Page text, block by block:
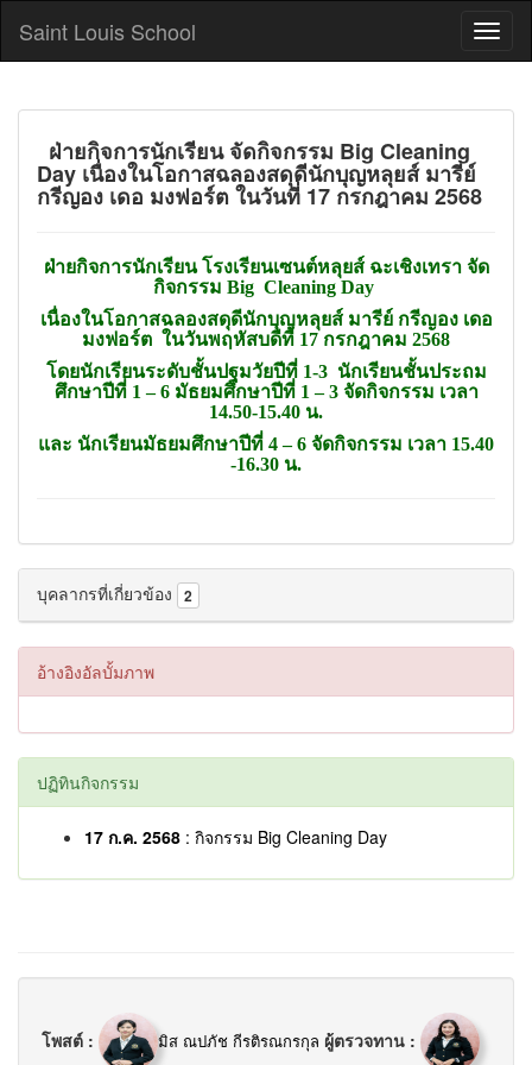
Saint Louis School
ฝ่ายกิจการนักเรียน จัดกิจกรรม Big Cleaning
Day เนื่องในโอกาสฉลองสดุดีนักบุญหลุยส์ มารีย์
กรีญอง เดอ มงฟอร์ต ในวันที่ 17 กรกฎาคม 2568
ฝ่ายกิจการนักเรียน โรงเรียนเซนต์หลุยส์ ฉะเชิงเทรา จัด
กิจกรรม Big Cleaning Day
เนื่องในโอกาสฉลองสดุดีนักบุญหลุยส์ มารีย์ กรีญอง เดอ
มงฟอร์ต ในวันพฤหัสบดีที่ 17 กรกฎาคม 2568
โดยนักเรียนระดับชั้นปฐมวัยปีที่ 1-3 นักเรียนชั้นประถม
ศึกษาปีที่ 1 – 6 มัธยมศึกษาปีที่ 1 – 3 จัดกิจกรรม เวลา
14.50-15.40 น.
และ นักเรียนมัธยมศึกษาปีที่ 4 – 6 จัดกิจกรรม เวลา 15.40
-16.30 น.
บุคลากรที่เกี่ยวข้อง 2
อ้างอิงอัลบั้มภาพ
ปฏิทินกิจกรรม
17 ก.ค. 2568 : กิจกรรม Big Cleaning Day
โพสต์ : มิส ณปภัช กีรติรณกรกุล ผู้ตรวจทาน :